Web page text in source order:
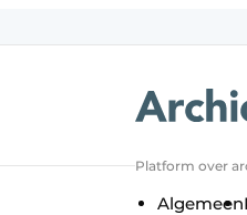
Platform over
Algemeen